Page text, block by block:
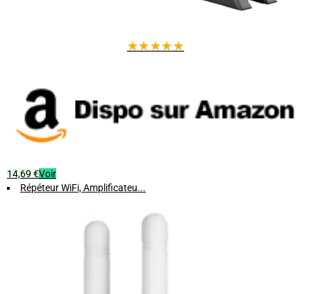
★★★★★
14,69 €Voir
Répéteur WiFi, Amplificateu...